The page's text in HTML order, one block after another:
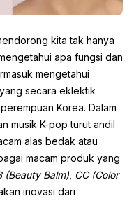
kita tak hanya
apa fungsi dan
mengetahui
secara eklektik
Korea. Dalam
musik K-pop turut andil
alas bedak atau
macam produk yang
(Beauty Balm) CC (Color
inovasi dari